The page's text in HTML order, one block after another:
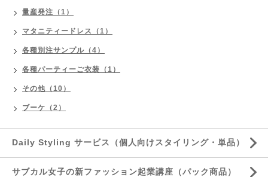
量産発注（1）
マタニティードレス（1）
各種別注サンプル（4）
各種パーティーご衣装（1）
その他（10）
ブーケ（2）
Daily Styling サービス（個人向けスタイリング・単品）
サブカル女子の新ファッション起業講座（パック商品）